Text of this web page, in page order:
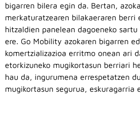
bigarren bilera egin da. Bertan,
merkaturatzearen bilakaeraren berri
hitzaldien panelean dagoeneko
ere. Go Mobility azokaren bigarren
komertzializazioa erritmo onean ari
etorkizuneko mugikortasun berriari
hau da, ingurumena errespetatzen
mugikortasun segurua, eskuragarria